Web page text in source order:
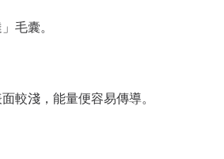
毛囊。
較淺，能量便容易傳導。